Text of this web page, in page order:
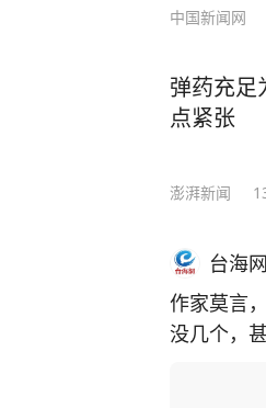
图为
中国新闻网
弹药充足
点紧张
澎湃新闻
台海网
作家莫言
没几个，